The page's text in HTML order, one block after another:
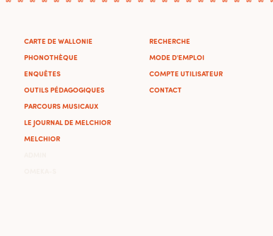
CARTE DE WALLONIE
PHONOTHÈQUE
ENQUÊTES
OUTILS PÉDAGOGIQUES
PARCOURS MUSICAUX
LE JOURNAL DE MELCHIOR
MELCHIOR
RECHERCHE
MODE D'EMPLOI
COMPTE UTILISATEUR
CONTACT